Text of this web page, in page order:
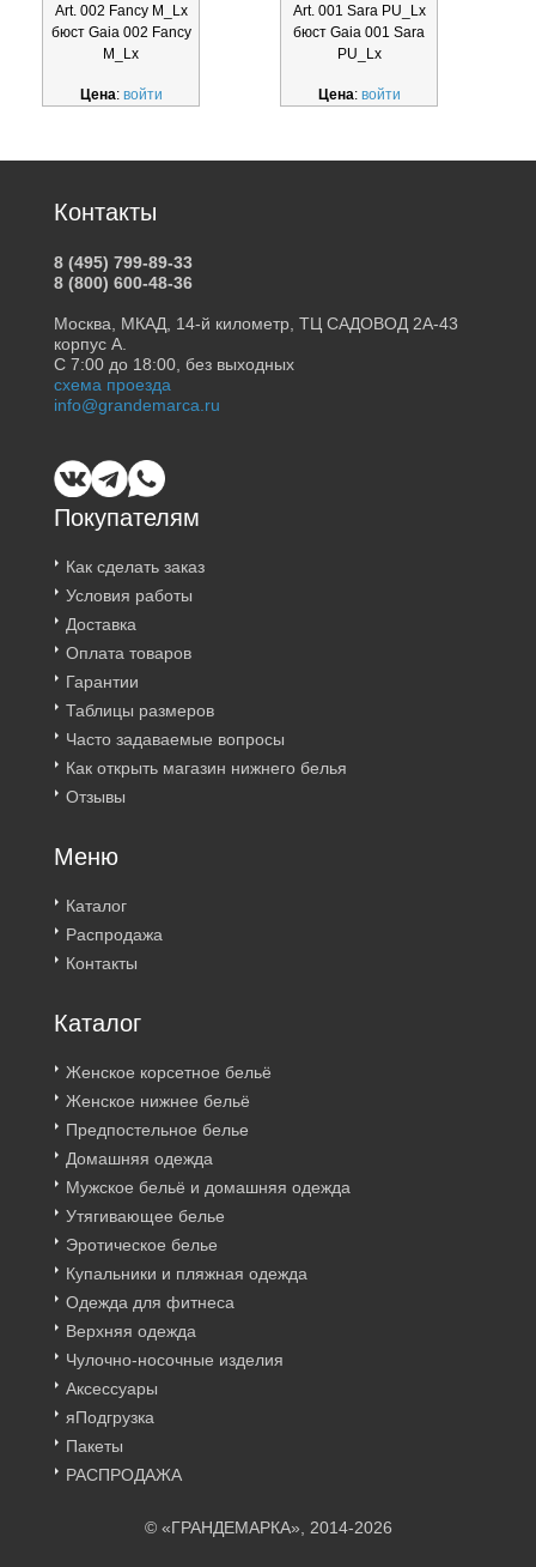
Art. 002 Fancy M_Lx
бюст Gaia 002 Fancy
M_Lx
Цена: войти
Art. 001 Sara PU_Lx
бюст Gaia 001 Sara
PU_Lx
Цена: войти
Покупателям
Как сделать заказ
Условия работы
Доставка
Оплата товаров
Гарантии
Таблицы размеров
Часто задаваемые вопросы
Как открыть магазин нижнего белья
Отзывы
Меню
Каталог
Распродажа
Контакты
Каталог
Женское корсетное бельё
Женское нижнее бельё
Предпостельное белье
Домашняя одежда
Мужское бельё и домашняя одежда
Утягивающее белье
Эротическое белье
Купальники и пляжная одежда
Одежда для фитнеса
Верхняя одежда
Чулочно-носочные изделия
Аксессуары
яПодгрузка
Пакеты
РАСПРОДАЖА
Контакты
8 (495) 799-89-33
8 (800) 600-48-36
Москва, МКАД, 14-й километр, ТЦ САДОВОД 2А-43
корпус А.
С 7:00 до 18:00, без выходных
схема проезда
info@grandemarca.ru
© «ГРАНДЕМАРКА», 2014-2026